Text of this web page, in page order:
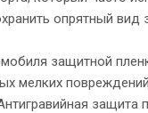
опрятный
защитной
мелких